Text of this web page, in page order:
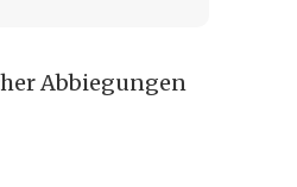
Abbiegungen